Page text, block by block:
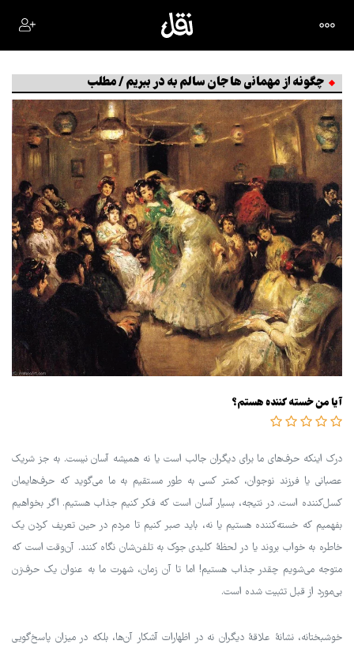
چگونه از مهمانی ها جان سالم به در ببریم / مطلب
آیا من خسته کننده هستم؟
درک اینکه حرف‌های ما برای دیگران جالب است یا نه همیشه آسان نیست. به جز شریک
عصبانی یا فرزند نوجوان، کمتر کسی به طور مستقیم به ما می‌گوید که حرف‌هایمان
کسل‌کننده است. در نتیجه، بسیار آسان است که فکر کنیم جذاب هستیم. اگر بخواهیم
بفهمیم که خسته‌کننده هستیم یا نه، باید صبر کنیم تا مردم در حین تعریف کردن یک
خاطره به خواب بروند یا در لحظهٔ کلیدی جوک به تلفن‌شان نگاه کنند. آن‌وقت است که
متوجه می‌شویم چقدر جذاب هستیم! اما تا آن زمان، شهرت ما به عنوان یک حرف‌زن
بی‌مورد از قبل تثبیت شده است.
خوشبختانه، نشانهٔ علاقهٔ دیگران نه در اظهارات آشکار آن‌ها، بلکه در میزان پاسخ‌گویی